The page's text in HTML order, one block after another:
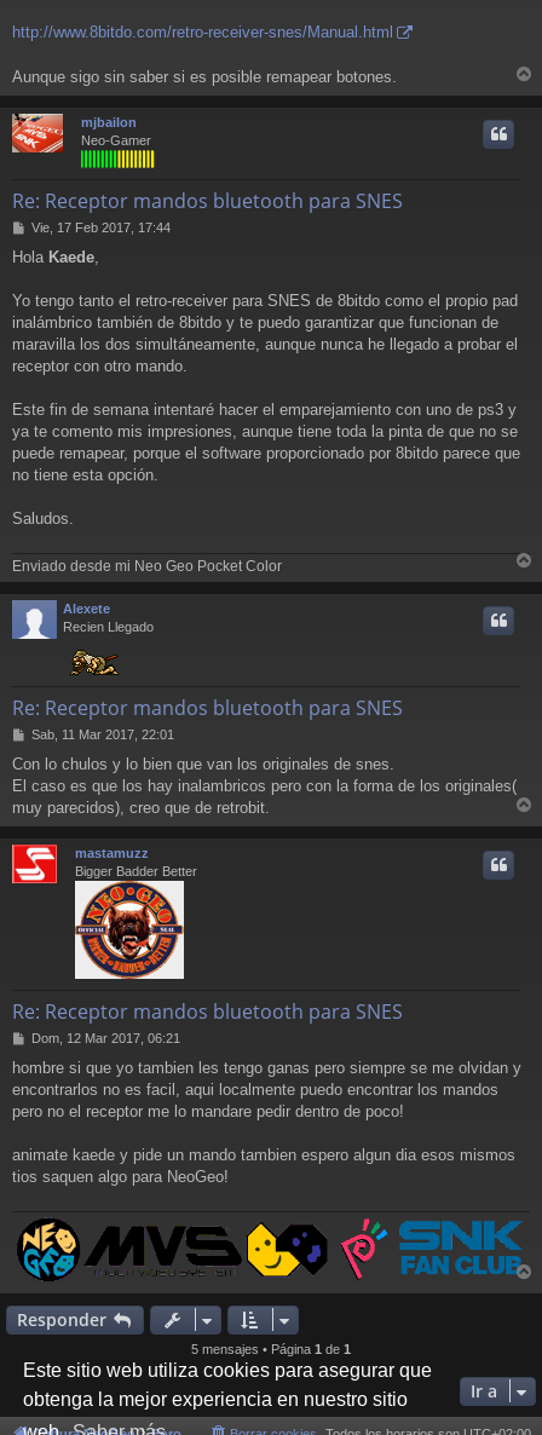
Este sitio web utiliza cookies para asegurar que
obtenga la mejor experiencia en nuestro sitio
http://www.8bitdo.com/retro-receiver-snes/Manual.html
Aunque sigo sin saber si es posible remapear botones.
r
mjbailon
Neo-Gamer
Re: Receptor mandos bluetooth para SNES
M
n
a
j
Vie, 17 Feb 2017, 17:44
Hola Kaede
Yo tengo tanto el retro-receiver para SNES de 8bitdo como el propio pad
inalámbrico también de 8bitdo y te puedo garantizar que funcionan de
maravilla los dos simultáneamente, aunque nunca he llegado a probar el
receptor con otro mando.
Este fin de semana intentaré hacer el emparejamiento con uno de ps3 y
ya te comento mis impresiones, aunque tiene toda la pinta de que no se
puede remapear, porque el software proporcionado por 8bitdo parece que
no tiene esta opción.
Saludos.
Enviado desde mi Neo Geo Pocket Color
r
Alexete
Recien Llegado
Re: Receptor mandos bluetooth para SNES
M
n
s
a
j
e
Sab, 11 Mar 2017, 22:01
Con lo chulos y lo bien que van los originales de snes.
El caso es que los hay inalambricos pero con la forma de los originales(
muy parecidos), creo que de retrobit.
r
mastamuzz
Bigger Badder Better
Re: Receptor mandos bluetooth para SNES
M
n
s
a
e
Dom, 12 Mar 2017, 06:21
hombre si que yo tambien les tengo ganas pero siempre se me olvidan y
encontrarlos no es facil, aqui localmente puedo encontrar los mandos
pero no el receptor me lo mandare pedir dentro de poco!
animate kaede y pide un mando tambien espero algun dia esos mismos
tios saquen algo para NeoGeo!
r
Responder
5 mensajes • Página 1 de 1
Ir a